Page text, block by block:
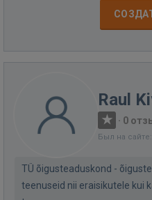
Raul
· 0
Был на
TÜ õigusteaduskond -
teenuseid nii eraisikutele kui